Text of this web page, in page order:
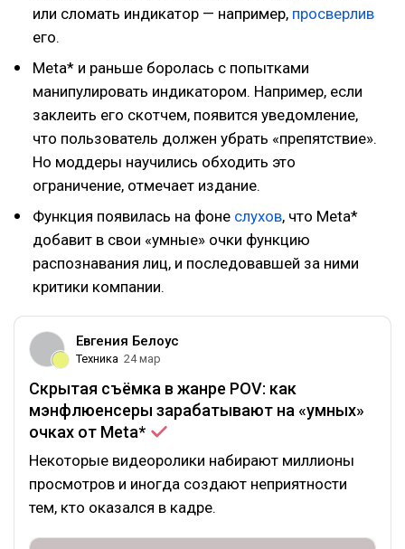
или сломать индикатор — например, просверлив
его.
Meta* и раньше боролась с попытками
манипулировать индикатором. Например, если
заклеить его скотчем, появится уведомление,
что пользователь должен убрать «препятствие».
Но моддеры научились обходить это
ограничение, отмечает издание.
Функция появилась на фоне слухов, что Meta*
добавит в свои «умные» очки функцию
распознавания лиц, и последовавшей за ними
критики компании.
Евгения Белоус
Техника 24 мар
Скрытая съёмка в жанре POV: как
мэнфлюенсеры зарабатывают на «умных»
очках от Meta*
Некоторые видеоролики набирают миллионы
просмотров и иногда создают неприятности
тем, кто оказался в кадре.